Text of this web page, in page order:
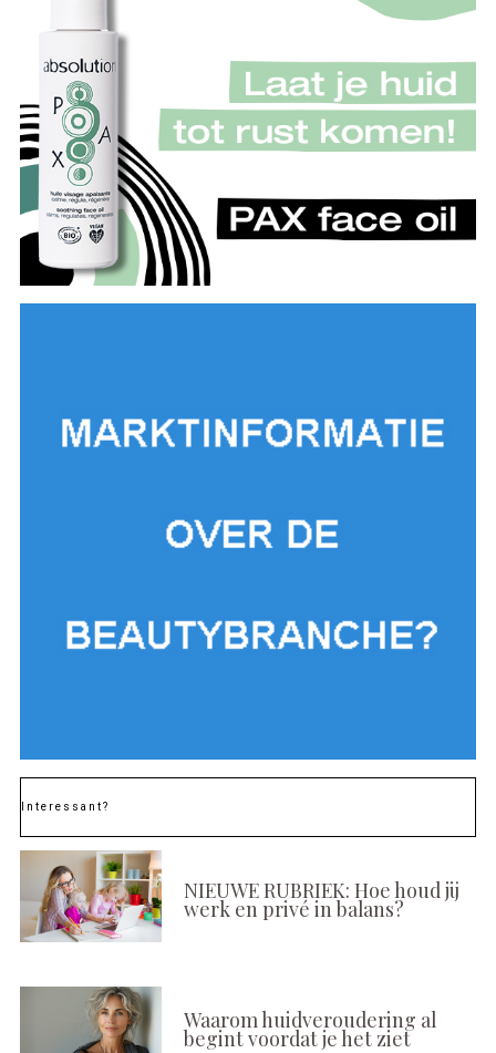
Interessant?
NIEUWE RUBRIEK: Hoe houd jij
werk en privé in balans?
Waarom huidveroudering al
begint voordat je het ziet